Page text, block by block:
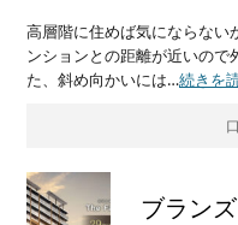
高層階に住めば気にならない
ンションとの距離が近いので
た、斜め向かいには…続きを
ブラン